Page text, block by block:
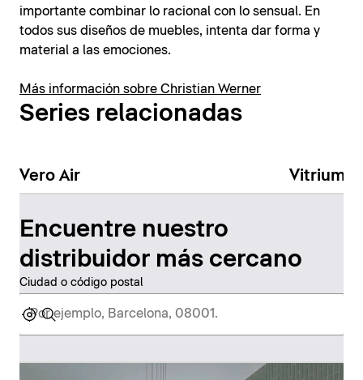
importante combinar lo racional con lo sensual. En
todos sus diseños de muebles, intenta dar forma y
material a las emociones.
Más información sobre Christian Werner
Series relacionadas
Vero Air Vitrium
Encuentre nuestro
distribuidor más cercano
Ciudad o código postal